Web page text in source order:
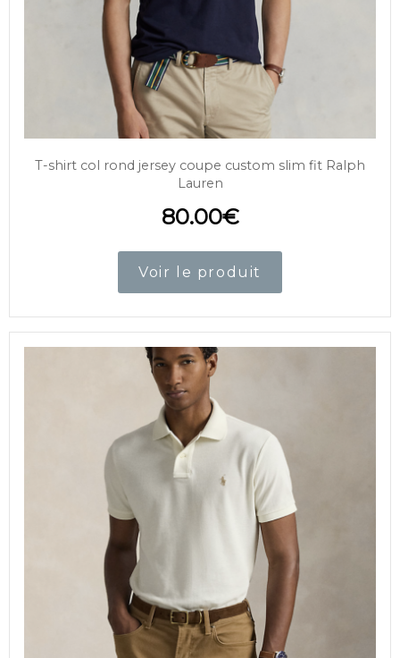
T-shirt col rond jersey coupe custom slim fit Ralph
Lauren
80.00€
Voir le produit